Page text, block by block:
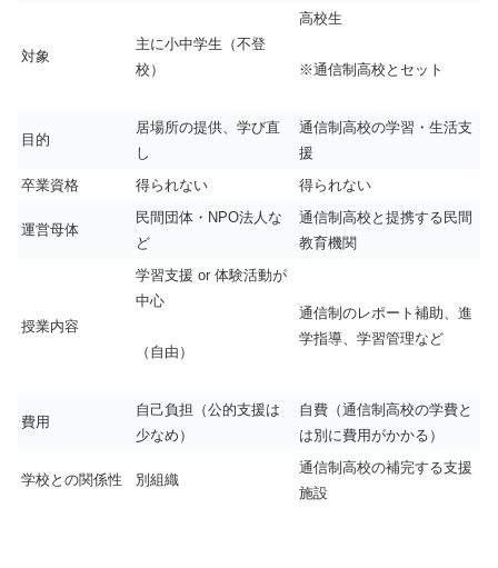
対象
主に小中学生（不登
校）
高校生
※通信制高校とセット
目的
居場所の提供、学び直
し
通信制高校の学習・生活支
援
卒業資格
得られない 得られない
運営母体
民間団体・NPO法人な
ど
通信制高校と提携する民間
教育機関
授業内容
学習支援 or 体験活動が
中心
（自由）
通信制のレポート補助、進
学指導、学習管理など
費用
自己負担（公的支援は
少なめ）
自費（通信制高校の学費と
は別に費用がかかる）
学校との関係性 別組織
通信制高校の補完する支援
施設